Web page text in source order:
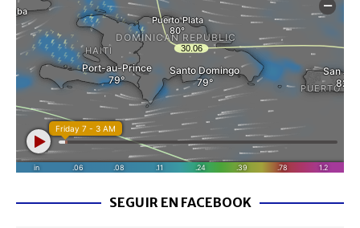
SEGUIR EN FACEBOOK